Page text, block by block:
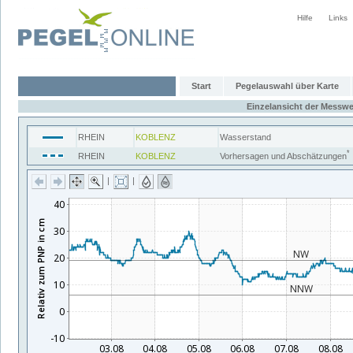
Hilfe Links
Start Pegelauswahl über Karte
Einzelansicht der
RHEIN KOBLENZ
Wasserstand
RHEIN
KOBLENZ Vorhersagen und Abschätzungen*
| |